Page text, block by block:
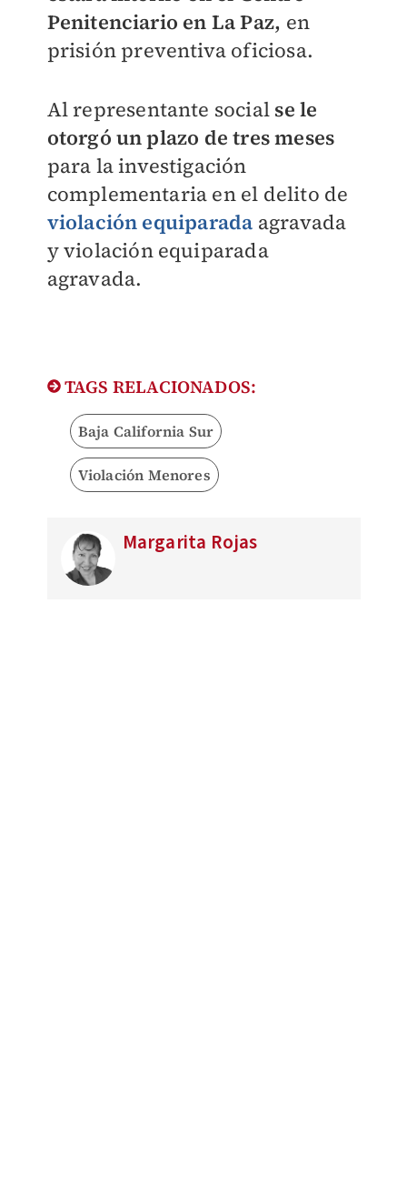
Penitenciario en La Paz, en
prisión preventiva oficiosa.
Al representante social se le
otorgó un plazo de tres meses
para la investigación
complementaria en el delito de
violación equiparada agravada
y violación equiparada
agravada.
TAGS RELACIONADOS:
Baja California Sur
Violación Menores
Margarita Rojas